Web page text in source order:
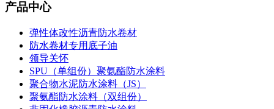
产品中心
弹性体改性沥青防水卷材
防水卷材专用底子油
领导关怀
SPU（单组份）聚氨酯防水涂料
聚合物水泥防水涂料（JS）
聚氨酯防水涂料（双组份）